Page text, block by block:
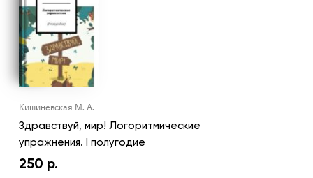
Кишиневская М. А.
Здравствуй, мир! Логоритмические
упражнения. I полугодие
250 р.